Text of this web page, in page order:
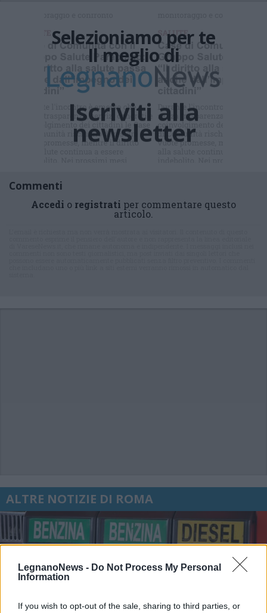
LegnanoNews - Do Not Process My Personal
Information
If you wish to opt-out of the sale, sharing to third parties, or
Selezioniamo per te
Il meglio di
Iscriviti alla
newsletter
Commenti
Accedi o registrati per commentare questo
articolo.
ALTRE NOTIZIE DI ROMA